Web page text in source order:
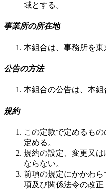
域とする。
事業所の所在地
本組合は、事務所を東
公告の方法
本組合の公告は、本組
規約
この定款で定めるも
定める。
規約の設定、変更又
ならない。
前項の規定にかかわ
項及び関係法令の改